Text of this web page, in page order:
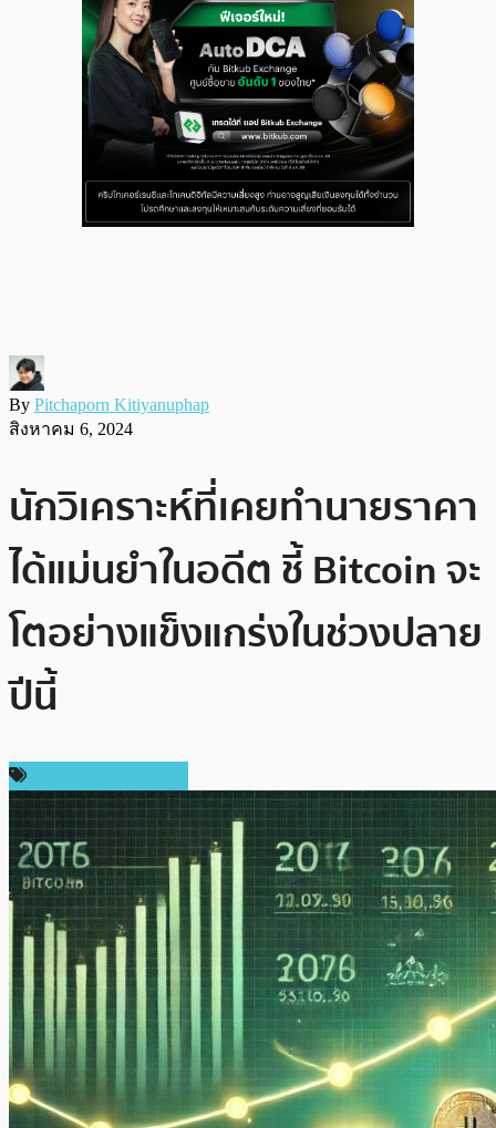
By Pitchaporn Kitiyanuphap
สิงหาคม 6, 2024
นักวิเคราะห์ที่เคยทำนายราคา
ได้แม่นยำในอดีต ชี้ Bitcoin จะ
โตอย่างแข็งแกร่งในช่วงปลาย
ปีนี้